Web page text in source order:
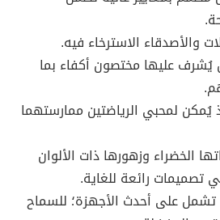
والأصدقاء الاسترخاء فيه.
عليها مختصون أكفاء بما
لمحبي الرياضتين ممارستهما
الخضراء وزهورها ذات الألوان
تصميمات رائعة للغاية.
على أحدث الأجهزة؛ للسماح